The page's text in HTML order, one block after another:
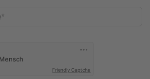
Friendly Captcha